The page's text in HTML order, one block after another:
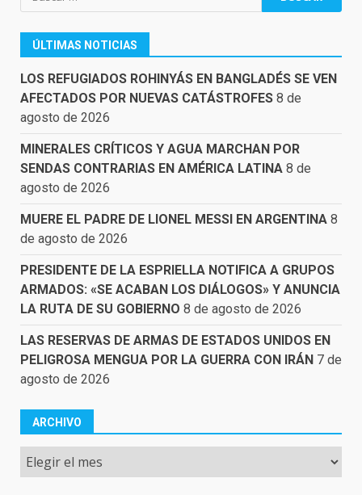
ÚLTIMAS NOTICIAS
LOS REFUGIADOS ROHINYÁS EN BANGLADÉS SE VEN
AFECTADOS POR NUEVAS CATÁSTROFES 8 de
agosto de 2026
MINERALES CRÍTICOS Y AGUA MARCHAN POR
SENDAS CONTRARIAS EN AMÉRICA LATINA 8 de
agosto de 2026
MUERE EL PADRE DE LIONEL MESSI EN ARGENTINA 8
de agosto de 2026
PRESIDENTE DE LA ESPRIELLA NOTIFICA A GRUPOS
ARMADOS: «SE ACABAN LOS DIÁLOGOS» Y ANUNCIA
LA RUTA DE SU GOBIERNO 8 de agosto de 2026
LAS RESERVAS DE ARMAS DE ESTADOS UNIDOS EN
PELIGROSA MENGUA POR LA GUERRA CON IRÁN 7 de
agosto de 2026
ARCHIVO
Archivo